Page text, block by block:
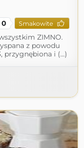
0 Smakowite
ZIMNO.
z powodu
przygnębiona i (...)